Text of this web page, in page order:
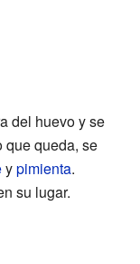
del huevo y se
que queda, se
ypimienta.
su lugar.